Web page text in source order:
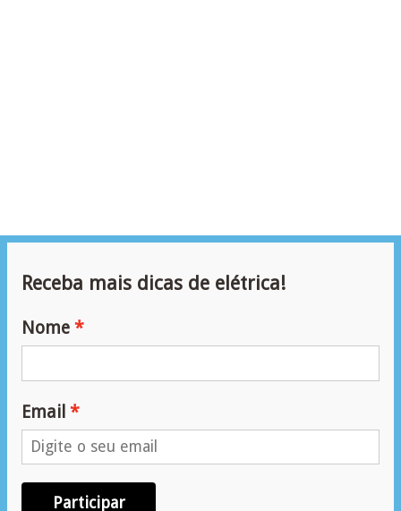
Receba mais dicas de elétrica!
Nome
Email
Participar
l
t
i
s
S
e